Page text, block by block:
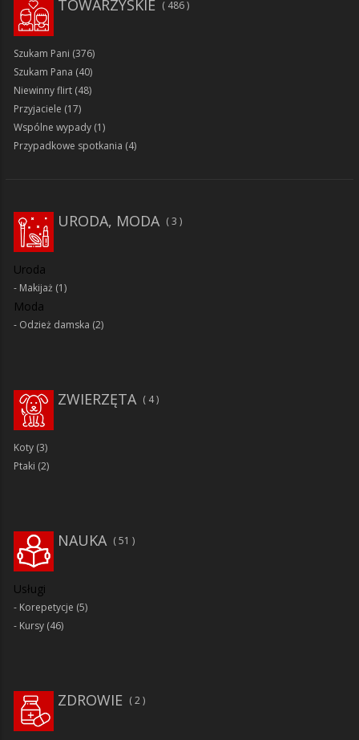
TOWARZYSKIE 486
Szukam Pani (376)
Szukam Pana (40)
Niewinny flirt (48)
Przyjaciele (17)
Wspólne wypady (1)
Przypadkowe spotkania (4)
URODA, MODA 3
Uroda
Makijaż (1)
Moda
Odzież damska (2)
ZWIERZĘTA 4
Koty (3)
Ptaki (2)
51
NAUKA
Usługi
Korepetycje (5)
Kursy (46)
ZDROWIE 2